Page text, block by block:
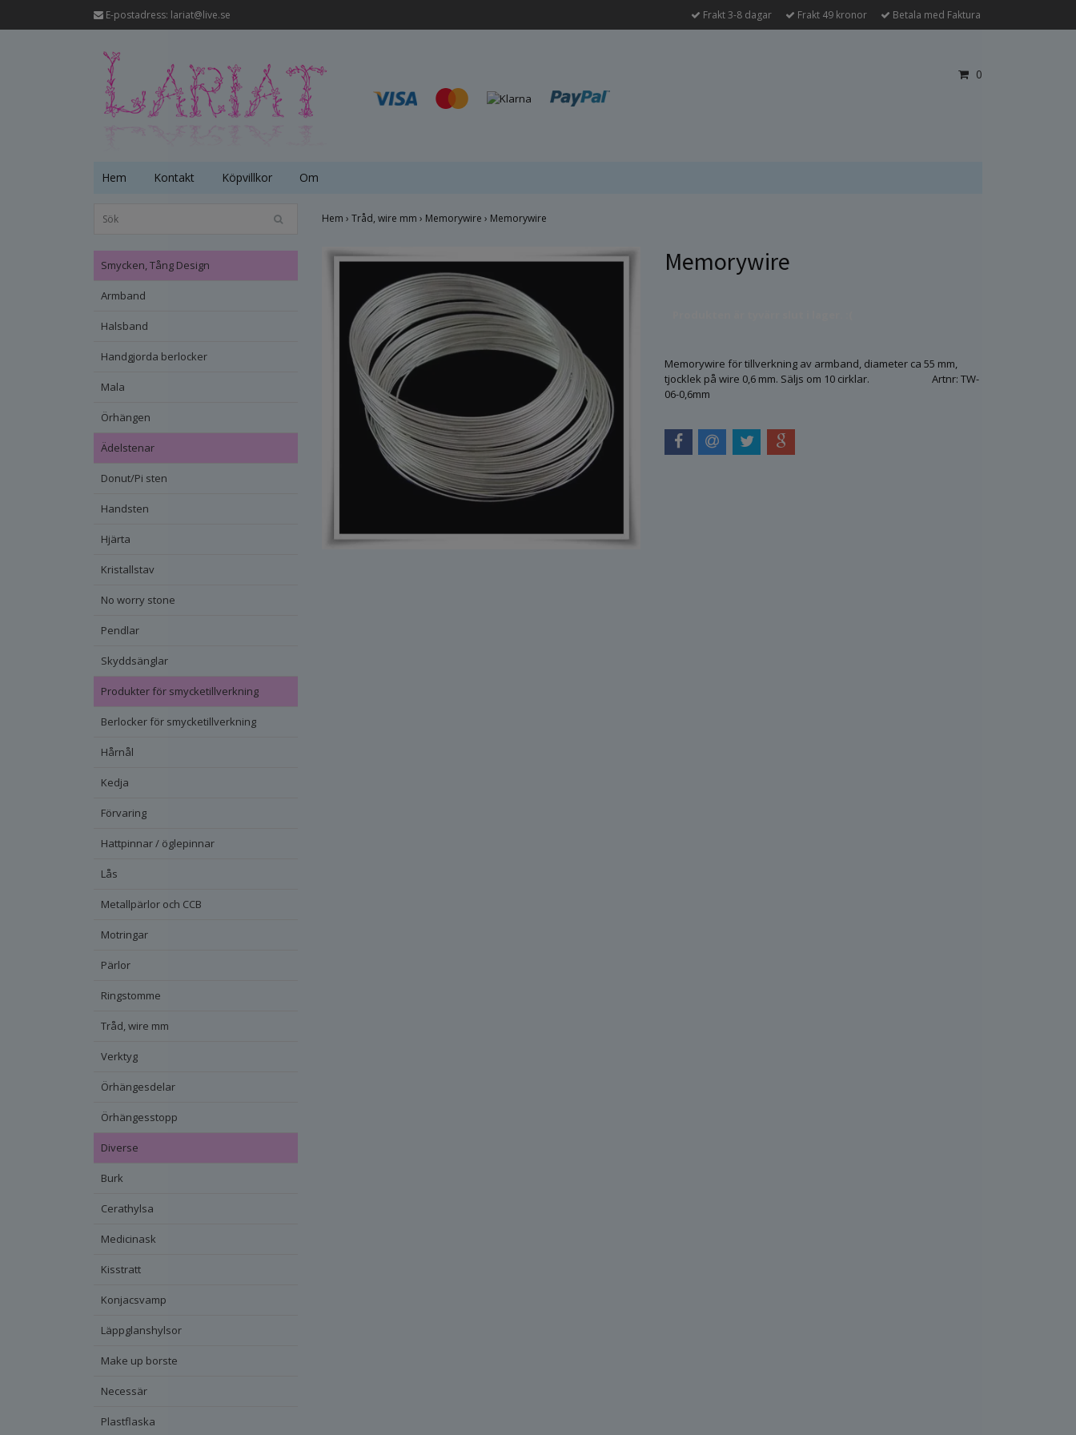
E-postadress: lariat@live.se Frakt 3-8 dagar Frakt 49 kronor Betala med Faktura
0
Hem Kontakt Köpvillkor Om
Smycken, Tång Design
Armband
Halsband
Handgjorda berlocker
Mala
Örhängen
Ädelstenar
Donut/Pi sten
Handsten
Hjärta
Kristallstav
No worry stone
Pendlar
Skyddsänglar
Produkter för smycketillverkning
Berlocker för smycketillverkning
Hårnål
Kedja
Förvaring
Hattpinnar / öglepinnar
Lås
Metallpärlor och CCB
Motringar
Pärlor
Ringstomme
Tråd, wire mm
Verktyg
Örhängesdelar
Örhängesstopp
Diverse
Burk
Cerathylsa
Medicinask
Kisstratt
Konjacsvamp
Läppglanshylsor
Make up borste
Necessär
Plastflaska
Hem › Tråd, wire mm › Memorywire › Memorywire
Memorywire
Memorywire för tillverkning av armband, diameter ca 55 mm,
tjocklek på wire 0,6 mm. Säljs om 10 cirklar. Artnr: TW-
06-0,6mm